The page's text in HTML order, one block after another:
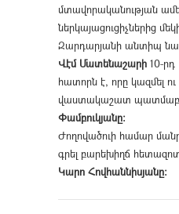
մտավորականության
ներկայացուցիչներից
Զարդարյանի անտիպ
Վէմ Մատենաշարի 10-րդ
հատորն է, որը կազմել
վաստակաշատ
Փամբուկյանը։
Ժողովածուի համար
գրել բարեխիղճ
Կարո Հովհաննիսյանը։